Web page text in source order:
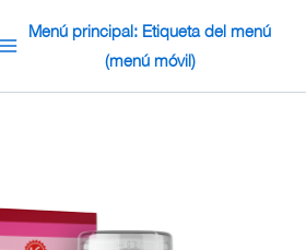
Menú principal: Etiqueta del menú
(menú móvil)